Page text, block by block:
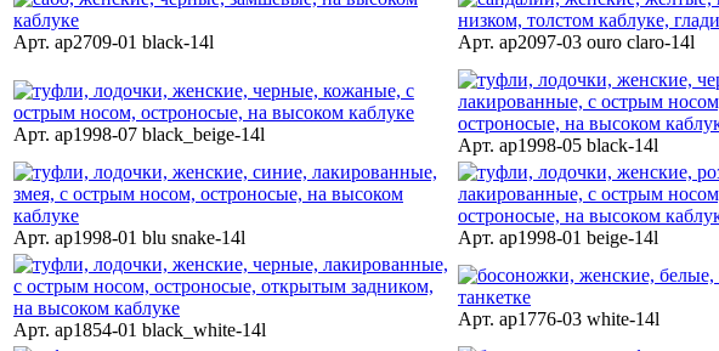
Арт. ap2709-01 black-14l Арт. ap2097-03 ouro claro-14l
Арт. ap1998-07 black_beige-14l
Арт. ap1998-05 black-14l
Арт. ap1998-01 blu snake-14l Арт. ap1998-01 beige-14l
Арт. ap1854-01 black_white-14l
Арт. ap1776-03 white-14l